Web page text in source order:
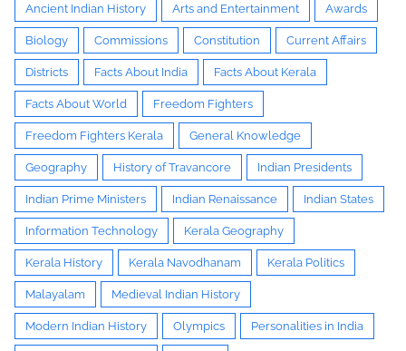
Ancient Indian History Arts and Entertainment Awards
Biology Commissions Constitution Current Affairs
Districts Facts About India Facts About Kerala
Facts About World Freedom Fighters
Freedom Fighters Kerala General Knowledge
Geography History of Travancore Indian Presidents
Indian Prime Ministers Indian Renaissance Indian States
Information Technology Kerala Geography
Kerala History Kerala Navodhanam Kerala Politics
Malayalam Medieval Indian History
Modern Indian History Olympics Personalities in India